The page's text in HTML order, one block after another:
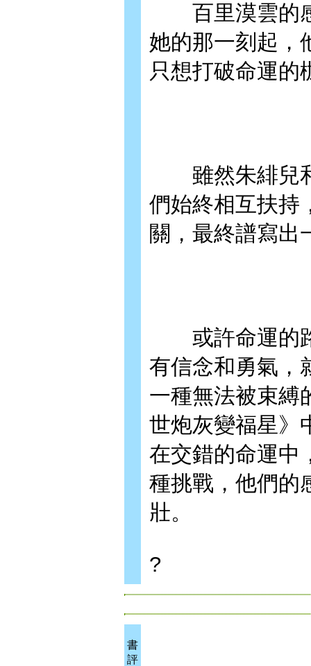
百里漠雲的感
她的那一刻起，
只想打破命運的
雖然朱緋兒和
們始終相互扶持
關，最終譜寫出
或許命運的路
有信念和勇氣，
一種無法被束縛
世炮灰變福星》
在交錯的命運中
種挑戰，他們的
壯。
?
書
評